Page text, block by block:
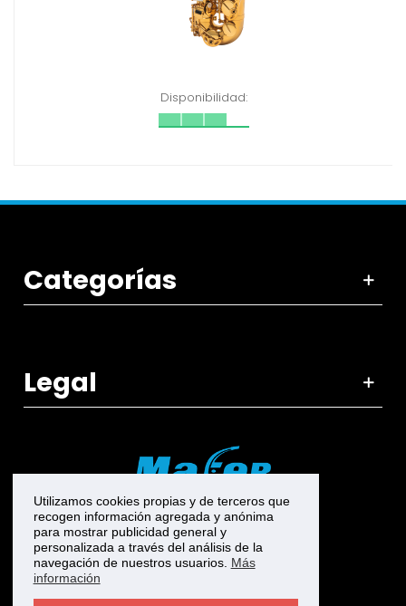
Utilizamos cookies propias y de terceros que
recogen información agregada y anónima
para mostrar publicidad general y
personalizada a través del análisis de la
navegación de nuestros usuarios. Más
información
Disponibilidad:
Categorías
Legal